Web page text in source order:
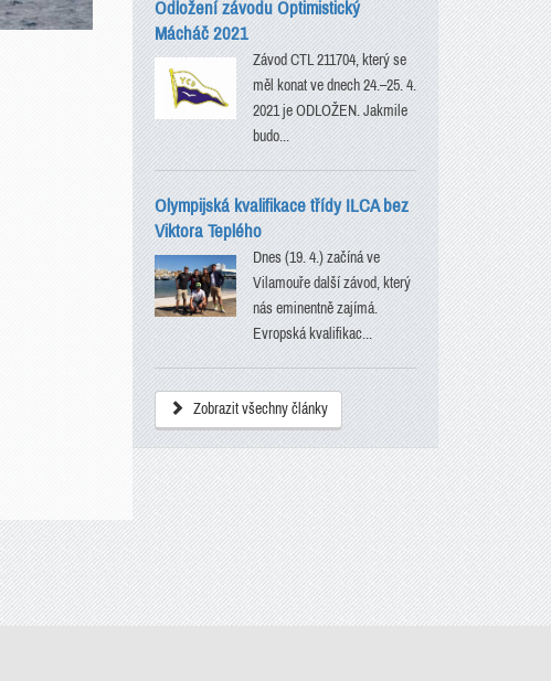
Odložení závodu Optimistický
Mácháč 2021
Závod CTL 211704, který se
měl konat ve dnech 24.–25. 4.
2021 je ODLOŽEN. Jakmile
budo...
Olympijská kvalifikace třídy ILCA bez
Viktora Teplého
Dnes (19. 4.) začíná ve
Vilamouře další závod, který
nás eminentně zajímá.
Evropská kvalifikac...
Zobrazit všechny články